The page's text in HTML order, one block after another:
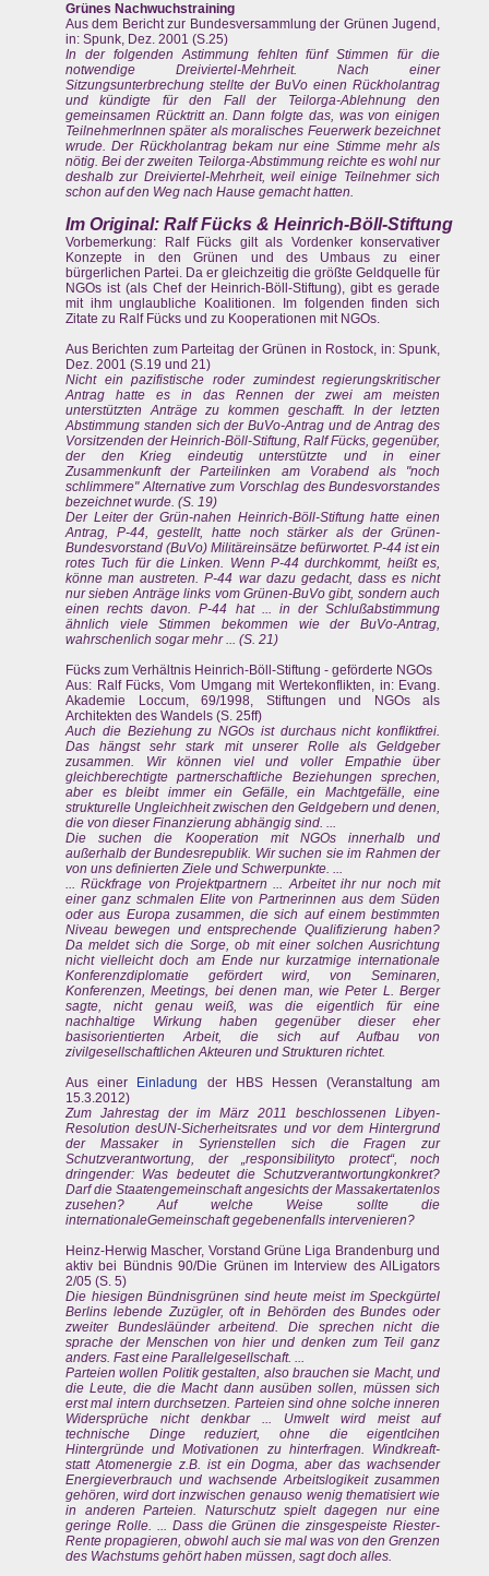
Grünes Nachwuchstraining
Aus dem Bericht zur Bundesversammlung der Grünen Jugend,
in: Spunk, Dez. 2001 (S.25)
In der folgenden Astimmung fehlten fünf Stimmen für die
notwendige Dreiviertel-Mehrheit. Nach einer
Sitzungsunterbrechung stellte der BuVo einen Rückholantrag
und kündigte für den Fall der Teilorga-Ablehnung den
gemeinsamen Rücktritt an. Dann folgte das, was von einigen
TeilnehmerInnen später als moralisches Feuerwerk bezeichnet
wrude. Der Rückholantrag bekam nur eine Stimme mehr als
nötig. Bei der zweiten Teilorga-Abstimmung reichte es wohl nur
deshalb zur Dreiviertel-Mehrheit, weil einige Teilnehmer sich
schon auf den Weg nach Hause gemacht hatten.
Im Original: Ralf Fücks & Heinrich-Böll-Stiftung
Vorbemerkung: Ralf Fücks gilt als Vordenker konservativer
Konzepte in den Grünen und des Umbaus zu einer
bürgerlichen Partei. Da er gleichzeitig die größte Geldquelle für
NGOs ist (als Chef der Heinrich-Böll-Stiftung), gibt es gerade
mit ihm unglaubliche Koalitionen. Im folgenden finden sich
Zitate zu Ralf Fücks und zu Kooperationen mit NGOs.
Aus Berichten zum Parteitag der Grünen in Rostock, in: Spunk,
Dez. 2001 (S.19 und 21)
Nicht ein pazifistische roder zumindest regierungskritischer
Antrag hatte es in das Rennen der zwei am meisten
unterstützten Anträge zu kommen geschafft. In der letzten
Abstimmung standen sich der BuVo-Antrag und de Antrag des
Vorsitzenden der Heinrich-Böll-Stiftung, Ralf Fücks, gegenüber,
der den Krieg eindeutig unterstützte und in einer
Zusammenkunft der Parteilinken am Vorabend als "noch
schlimmere" Alternative zum Vorschlag des Bundesvorstandes
bezeichnet wurde. (S. 19)
Der Leiter der Grün-nahen Heinrich-Böll-Stiftung hatte einen
Antrag, P-44, gestellt, hatte noch stärker als der Grünen-
Bundesvorstand (BuVo) Militäreinsätze befürwortet. P-44 ist ein
rotes Tuch für die Linken. Wenn P-44 durchkommt, heißt es,
könne man austreten. P-44 war dazu gedacht, dass es nicht
nur sieben Anträge links vom Grünen-BuVo gibt, sondern auch
einen rechts davon. P-44 hat ... in der Schlußabstimmung
ähnlich viele Stimmen bekommen wie der BuVo-Antrag,
wahrschenlich sogar mehr ... (S. 21)
Fücks zum Verhältnis Heinrich-Böll-Stiftung - geförderte NGOs
Aus: Ralf Fücks, Vom Umgang mit Wertekonflikten, in: Evang.
Akademie Loccum, 69/1998, Stiftungen und NGOs als
Architekten des Wandels (S. 25ff)
Auch die Beziehung zu NGOs ist durchaus nicht konfliktfrei.
Das hängst sehr stark mit unserer Rolle als Geldgeber
zusammen. Wir können viel und voller Empathie über
gleichberechtigte partnerschaftliche Beziehungen sprechen,
aber es bleibt immer ein Gefälle, ein Machtgefälle, eine
strukturelle Ungleichheit zwischen den Geldgebern und denen,
die von dieser Finanzierung abhängig sind. ...
Die suchen die Kooperation mit NGOs innerhalb und
außerhalb der Bundesrepublik. Wir suchen sie im Rahmen der
von uns definierten Ziele und Schwerpunkte. ...
... Rückfrage von Projektpartnern ... Arbeitet ihr nur noch mit
einer ganz schmalen Elite von Partnerinnen aus dem Süden
oder aus Europa zusammen, die sich auf einem bestimmten
Niveau bewegen und entsprechende Qualifizierung haben?
Da meldet sich die Sorge, ob mit einer solchen Ausrichtung
nicht vielleicht doch am Ende nur kurzatmige internationale
Konferenzdiplomatie gefördert wird, von Seminaren,
Konferenzen, Meetings, bei denen man, wie Peter L. Berger
sagte, nicht genau weiß, was die eigentlich für eine
nachhaltige Wirkung haben gegenüber dieser eher
basisorientierten Arbeit, die sich auf Aufbau von
zivilgesellschaftlichen Akteuren und Strukturen richtet.
Aus einer
Einladung der HBS Hessen (Veranstaltung am
15.3.2012)
Zum Jahrestag der im März 2011 beschlossenen Libyen-
Resolution desUN-Sicherheitsrates und vor dem Hintergrund
der Massaker in Syrienstellen sich die Fragen zur
Schutzverantwortung, der „responsibilityto protect“, noch
dringender: Was bedeutet die Schutzverantwortungkonkret?
Darf die Staatengemeinschaft angesichts der Massakertatenlos
zusehen? Auf welche Weise sollte die
internationaleGemeinschaft gegebenenfalls intervenieren?
Heinz-Herwig Mascher, Vorstand Grüne Liga Brandenburg und
aktiv bei Bündnis 90/Die Grünen im Interview des AlLigators
2/05 (S. 5)
Die hiesigen Bündnisgrünen sind heute meist im Speckgürtel
Berlins lebende Zuzügler, oft in Behörden des Bundes oder
zweiter Bundesläünder arbeitend. Die sprechen nicht die
sprache der Menschen von hier und denken zum Teil ganz
anders. Fast eine Parallelgesellschaft. ...
Parteien wollen Politik gestalten, also brauchen sie Macht, und
die Leute, die die Macht dann ausüben sollen, müssen sich
erst mal intern durchsetzen. Parteien sind ohne solche inneren
Widersprüche nicht denkbar ... Umwelt wird meist auf
technische Dinge reduziert, ohne die eigentlcihen
Hintergründe und Motivationen zu hinterfragen. Windkreaft-
statt Atomenergie z.B. ist ein Dogma, aber das wachsender
Energieverbrauch und wachsende Arbeitslogikeit zusammen
gehören, wird dort inzwischen genauso wenig thematisiert wie
in anderen Parteien. Naturschutz spielt dagegen nur eine
geringe Rolle. ... Dass die Grünen die zinsgespeiste Riester-
Rente propagieren, obwohl auch sie mal was von den Grenzen
des Wachstums gehört haben müssen, sagt doch alles.